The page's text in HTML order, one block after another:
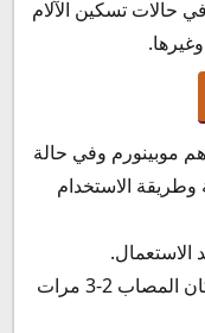
حالات تسكين الآلام
موبينورم وفي حالة
الاستخدام
الاستعمال.
يوضع كمية مناسبة من الكريم على المكان المصاب 2-3 مرات